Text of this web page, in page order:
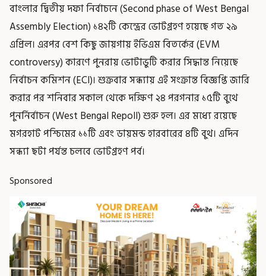
বাংলার দ্বিতীয় দফা নির্বাচনে (Second phase of West Bengal
Assembly Election) ১৪২টি কেন্দ্রের ভোটগ্রহণ হয়েছে গত ২৯
এপ্রিল। এরপর বেশ কিছু জায়গায় ইভিএম বিতর্কের (EVM
controversy) কারণে পুনরায় ভোটাভুটি করার সিদ্ধান্ত নিয়েছে
নির্বাচন কমিশন (ECI)। শুক্রবার সন্ধ্যায় এই সংক্রান্ত বিজ্ঞপ্তি জারি
করার পর শনিবার সকাল থেকে দক্ষিণ ২৪ পরগনার ১৫টি বুথে
পুনর্নির্বাচন (West Bengal Repoll) শুরু হল। এর মধ্যে রয়েছে
মগরহাট পশ্চিমের ১১টি এবং ডায়মন্ড হারবারের ৪টি বুথ। এদিন
সন্ধ্যা ছটা পর্যন্ত চলবে ভোটগ্রহণ পর্ব।
Sponsored